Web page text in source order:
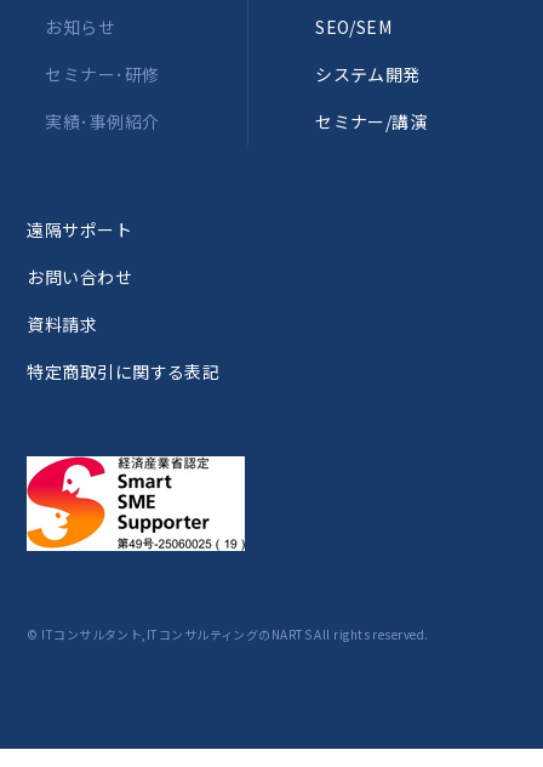
お知らせ
セミナー･研修
実績･事例紹介
SEO/SEM
システム開発
セミナー/講演
遠隔サポート
お問い合わせ
資料請求
特定商取引に関する表記
© ITコンサルタント,ITコンサルティングのNARTS All rights reserved.